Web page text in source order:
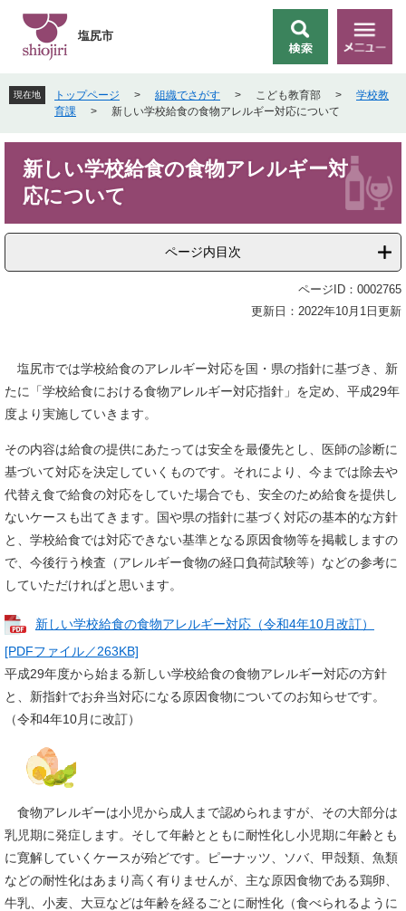
先
頭
す
を
飛
し
索
メ
ニ
塩尻市
現在地 トップページ > 組織でさがす > こども教育部 >
学校教
育課
> 新しい学校給食の食物アレルギー対応について
新しい学校給食の食物アレルギー対
応について
ページ内目次
ページID：0002765
更新日：2022年10月1日更新
塩尻市では学校給食のアレルギー対応を国・県の指針に基づき、新
たに「学校給食における食物アレルギー対応指針」を定め、平成29年
度より実施していきます。
その内容は給食の提供にあたっては安全を最優先とし、医師の診断に
基づいて対応を決定していくものです。それにより、今までは除去や
代替え食で給食の対応をしていた場合でも、安全のため給食を提供し
ないケースも出てきます。国や県の指針に基づく対応の基本的な方針
と、学校給食では対応できない基準となる原因食物等を掲載しますの
で、今後行う検査（アレルギー食物の経口負荷試験等）などの参考に
していただければと思います。
新しい学校給食の食物アレルギー対応（令和4年10月改訂）
[PDFファイル／263KB]
平成29年度から始まる新しい学校給食の食物アレルギー対応の方針
と、新指針でお弁当対応になる原因食物についてのお知らせです。
（令和4年10月に改訂）
食物アレルギーは小児から成人まで認められますが、その大部分は
乳児期に発症します。そして年齢とともに耐性化し小児期に年齢とも
に寛解していくケースが殆どです。ピーナッツ、ソバ、甲殻類、魚類
などの耐性化はあまり高く有りませんが、主な原因食物である鶏卵、
牛乳、小麦、大豆などは年齢を経るごとに耐性化（食べられるように